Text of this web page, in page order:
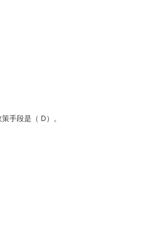
手段是（ D）。